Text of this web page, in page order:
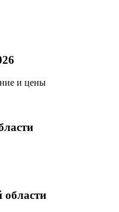
и цены
области